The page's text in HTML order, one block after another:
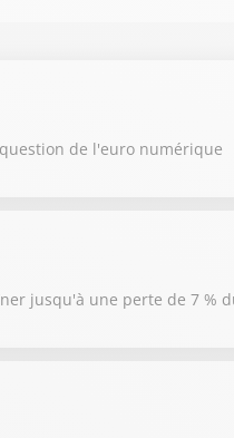
de l'euro numérique
jusqu'à une perte de 7 %